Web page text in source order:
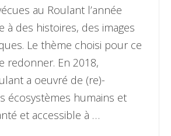
au Roulant l’année
à des histoires, des images
Le thème choisi pour ce
redonner. En 2018,
a oeuvré de (re)-
écosystèmes humains et
et accessible à …